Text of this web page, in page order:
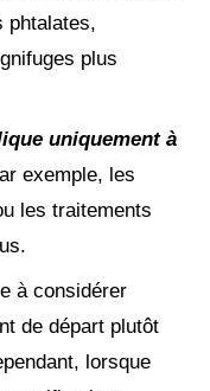
phtalates,
plus
uniquement à
exemple, les
les traitements
à considérer
de départ plutôt
lorsque